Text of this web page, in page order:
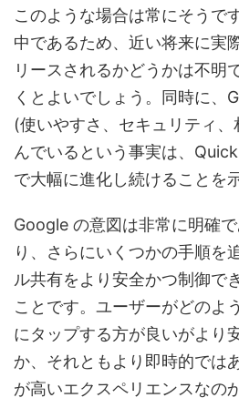
このような場合は常にそうで
中であるため、近い将来に実
リースされるかどうかは不明
くとよいでしょう。同時に、
(使いやすさ、セキュリティ
んでいるという事実は、
で大幅に進化し続けることを
Google の意図は非常に明確
り、さらにいくつかの手順を
ル共有をより安全かつ制御で
ことです。ユーザーがどのよ
にタップする方が良いがより
か、それともより即時的では
が高いエクスペリエンスなの